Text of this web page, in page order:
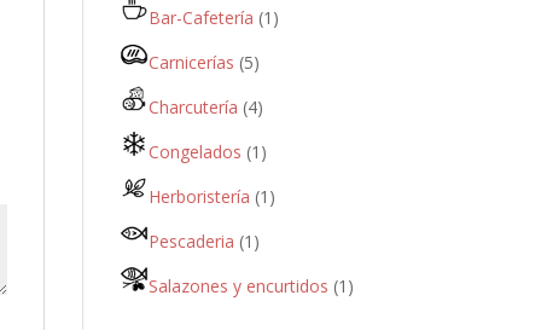
Bar-Cafetería (1)
Carnicerías (5)
Charcutería (4)
Congelados (1)
Herboristería (1)
Pescaderia (1)
Salazones y encurtidos (1)